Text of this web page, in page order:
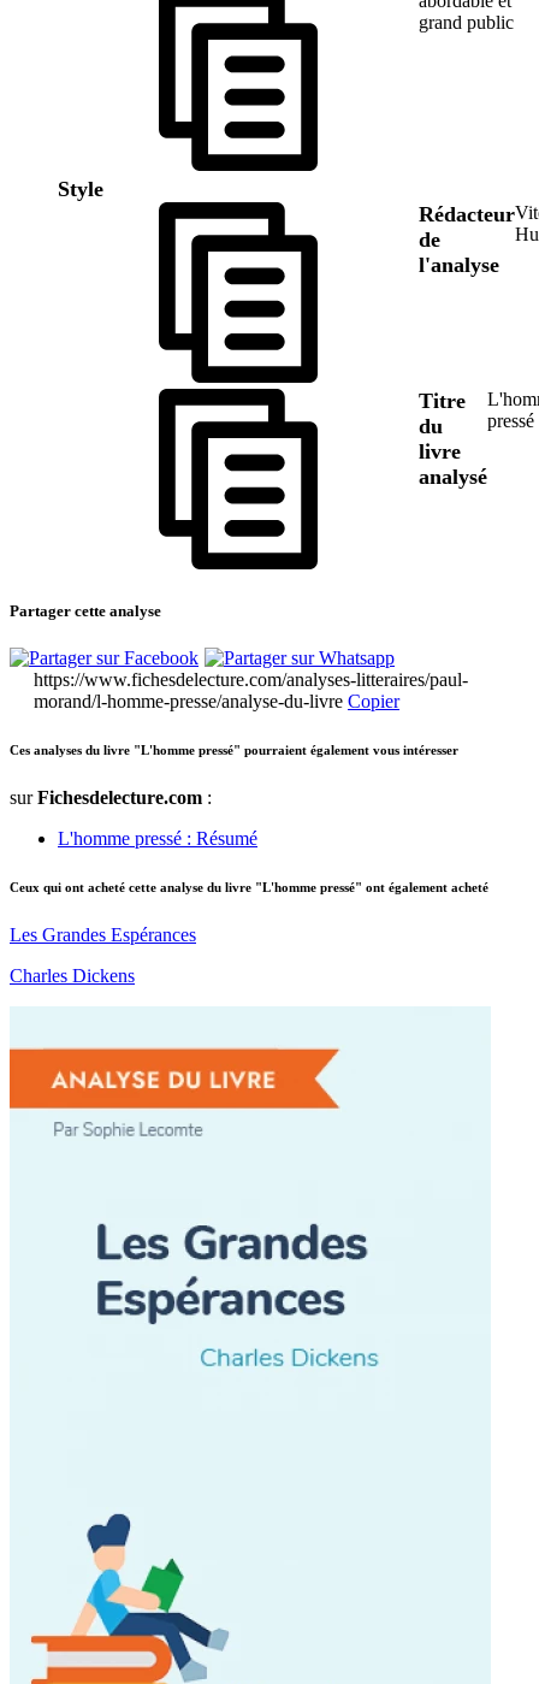
Style
grand public
Rédacteur
de
l'analyse
Titre
du
livre
analysé
pressé
Partager cette analyse
https://www.fichesdelecture.com/analyses-litteraires/paul-
morand/l-homme-presse/analyse-du-livre Copier
Ces analyses du livre "L'homme pressé" pourraient également vous intéresser
surFichesdelecture.com :
L'homme pressé : Résumé
Ceux qui ont acheté cette analyse du livre "L'homme pressé" ont également acheté
Les Grandes Espérances
Charles Dickens